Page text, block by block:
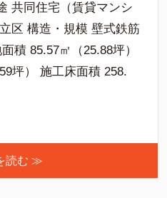
共同住宅（賃貸マンシ
区 構造・規模 壁式鉄筋
積 85.57㎡（25.88坪）
坪） 施工床面積 258.
読む ≫